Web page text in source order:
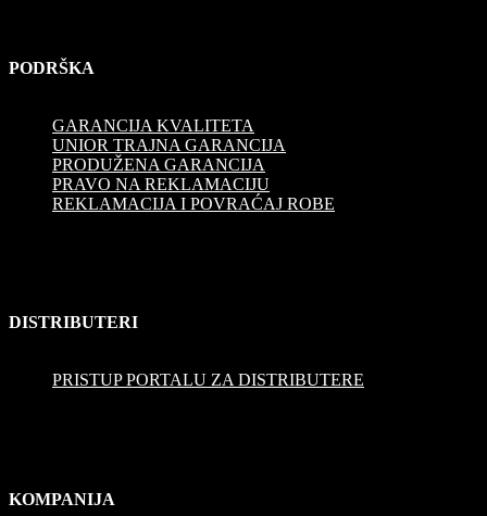
PODRŠKA
GARANCIJA KVALITETA
UNIOR TRAJNA GARANCIJA
PRODUŽENA GARANCIJA
PRAVO NA REKLAMACIJU
REKLAMACIJA I POVRAĆAJ ROBE
DISTRIBUTERI
PRISTUP PORTALU ZA DISTRIBUTERE
KOMPANIJA